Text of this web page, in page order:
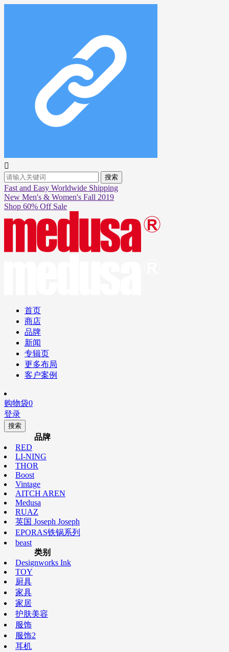

搜索
Fast and Easy Worldwide Shipping
New Men's & Women's Fall 2019
Shop 60% Off Sale
首页
商店
品牌
新闻
专辑页
更多布局
客户案例
购物袋0
登录
搜索
品牌
RED
LI-NING
THOR
Boost
Vintage
AITCH AREN
Medusa
RUAZ
英国 Joseph Joseph
EPORAS铁锅系列
beast
类别
Designworks Ink
TOY
厨具
家具
家居
护肤美容
服饰
服饰2
耳机